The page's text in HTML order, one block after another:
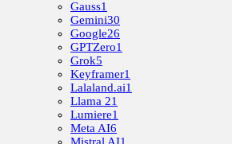
Gauss1
Gemini30
Google26
GPTZero1
Grok5
Keyframer1
Lalaland.ai1
Llama 21
Lumiere1
Meta AI6